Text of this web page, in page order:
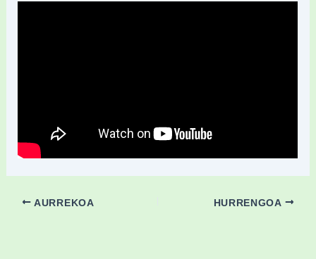
AURREKOA HURRENGOA